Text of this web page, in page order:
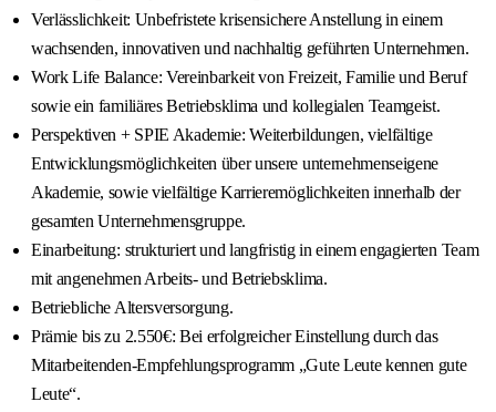
Verlässlichkeit: Unbefristete krisensichere Anstellung in einem
wachsenden, innovativen und nachhaltig geführten Unternehmen.
Work Life Balance: Vereinbarkeit von Freizeit, Familie und Beruf
sowie ein familiäres Betriebsklima und kollegialen Teamgeist.
Perspektiven + SPIE Akademie: Weiterbildungen, vielfältige
Entwicklungsmöglichkeiten über unsere unternehmenseigene
Akademie, sowie vielfältige Karrieremöglichkeiten innerhalb der
gesamten Unternehmensgruppe.
Einarbeitung: strukturiert und langfristig in einem engagierten Team
mit angenehmen Arbeits- und Betriebsklima.
Betriebliche Altersversorgung.
Prämie bis zu 2.550€: Bei erfolgreicher Einstellung durch das
Mitarbeitenden-Empfehlungsprogramm „Gute Leute kennen gute
Leute“.